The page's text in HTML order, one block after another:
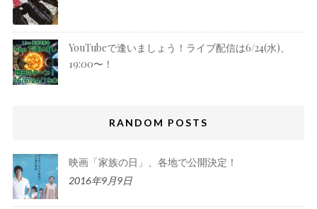
YouTubeで逢いましょう！ライブ配信は6/24(水)、
19:00〜！
RANDOM POSTS
映画「家族の日」、各地で公開決定！
2016年9月9日